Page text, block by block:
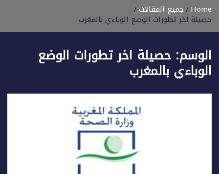
Home جميع المقالات
حصيلة اخر تطورات الوضع الوباءي بالمغرب
الوسم: حصيلة اخر تطورات الوضع
الوباءي بالمغرب